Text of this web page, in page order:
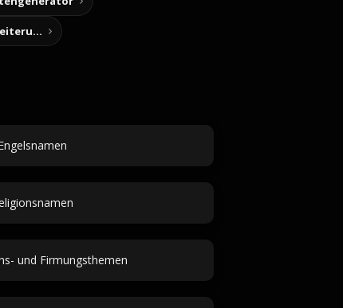
Story-Notizen (Chrome-Erweiterung)
und Firmungsthemen